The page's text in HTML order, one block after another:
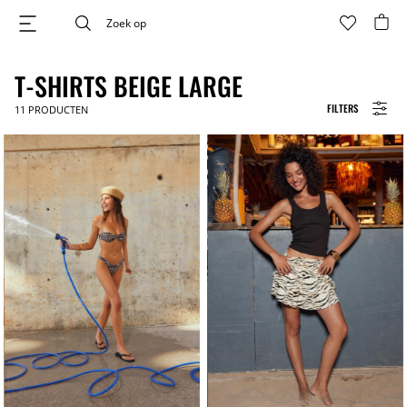
FILTERS
T-SHIRTS BEIGE LARGE
11 PRODUCTEN